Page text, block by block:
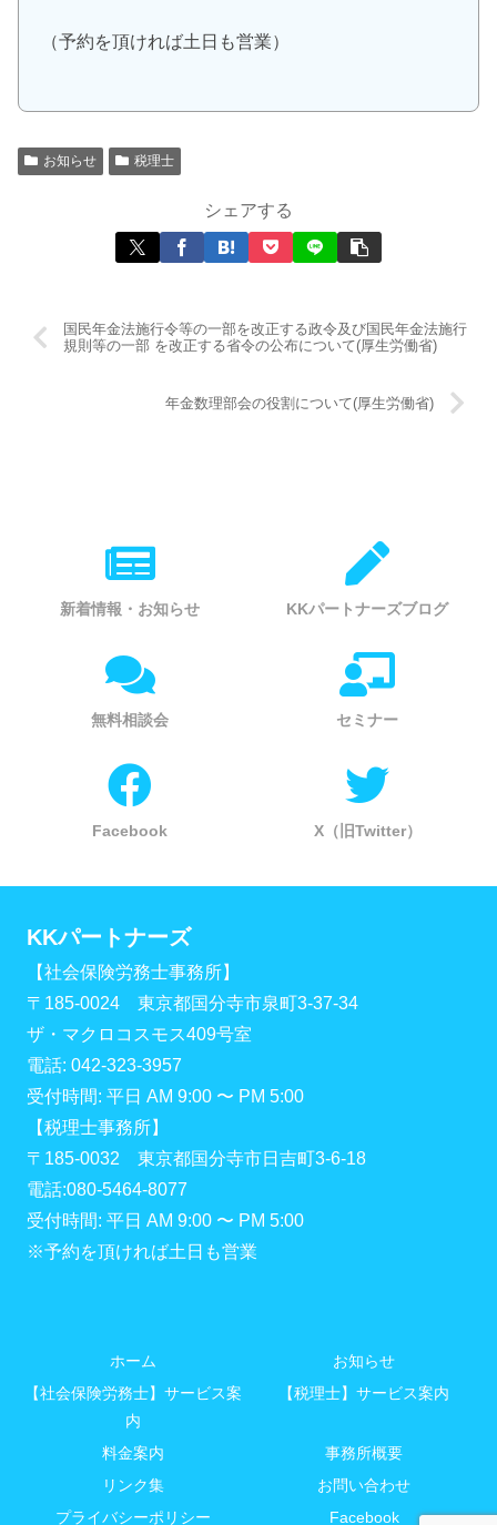
（予約を頂ければ土日も営業）
お知らせ 税理士
シェアする
国民年金法施行令等の一部を改正する政令及び国民年金法施行
規則等の一部 を改正する省令の公布について(厚生労働省)
年金数理部会の役割について(厚生労働省)
新着情報・お知らせ KKパートナーズブログ
無料相談会 セミナー
Facebook X（旧Twitter）
KKパートナーズ
【社会保険労務士事務所】
〒185-0024 東京都国分寺市泉町3-37-34
ザ・マクロコスモス409号室
電話: 042-323-3957
受付時間: 平日 AM 9:00 〜 PM 5:00
【税理士事務所】
〒185-0032 東京都国分寺市日吉町3-6-18
電話:080-5464-8077
受付時間: 平日 AM 9:00 〜 PM 5:00
※予約を頂ければ土日も営業
ホーム
お知らせ
【社会保険労務士】サービス案
内
【税理士】サービス案内
料金案内
事務所概要
リンク集
お問い合わせ
プライバシーポリシー
Facebook